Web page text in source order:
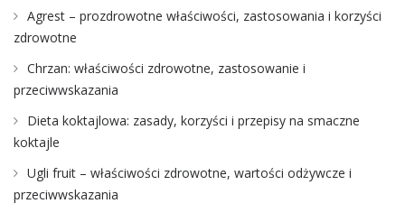
Agrest – prozdrowotne właściwości, zastosowania i korzyści
zdrowotne
Chrzan: właściwości zdrowotne, zastosowanie i
przeciwwskazania
Dieta koktajlowa: zasady, korzyści i przepisy na smaczne
koktajle
Ugli fruit – właściwości zdrowotne, wartości odżywcze i
przeciwwskazania